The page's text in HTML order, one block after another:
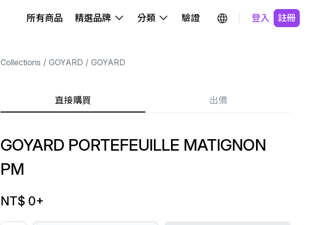
所有商品 精選品牌 分類 驗證 登入 註冊
Collections GOYARD GOYARD
直接購買 出價
GOYARD PORTEFEUILLE MATIGNON
PM
NT$ 0+